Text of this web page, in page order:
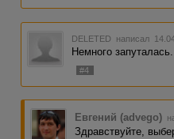
DELETED написал
Немного
#4
Евгений (advego)
Здравствуйте,